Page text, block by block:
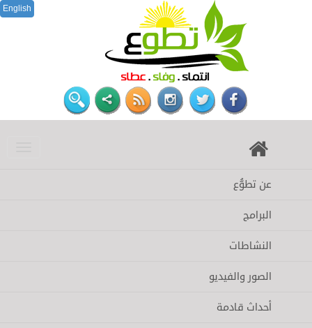
English
عن تطوُّع
البرامج
النشاطات
الصور والفيديو
أحداث قادمة